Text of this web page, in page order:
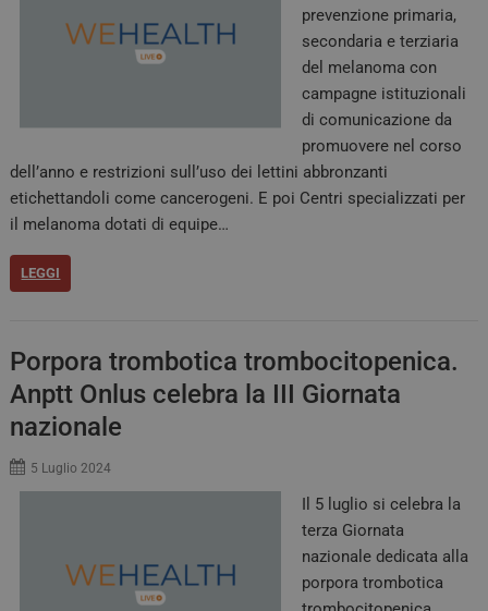
prevenzione primaria,
secondaria e terziaria
del melanoma con
campagne istituzionali
di comunicazione da
promuovere nel corso
dell’anno e restrizioni sull’uso dei lettini abbronzanti
etichettandoli come cancerogeni. E poi Centri specializzati per
il melanoma dotati di equipe…
LEGGI
Porpora trombotica trombocitopenica.
Anptt Onlus celebra la III Giornata
nazionale
5 Luglio 2024
Il 5 luglio si celebra la
terza Giornata
nazionale dedicata alla
porpora trombotica